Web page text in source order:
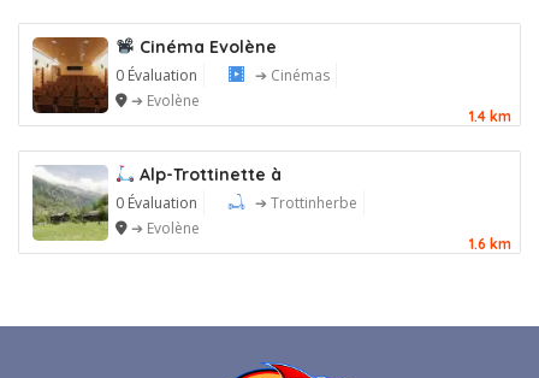
Cinéma Evolène
0 Évaluation
➔ Cinémas
➔ Evolène
1.4 km
Alp-Trottinette à
0 Évaluation
➔ Trottinherbe
➔ Evolène
1.6 km